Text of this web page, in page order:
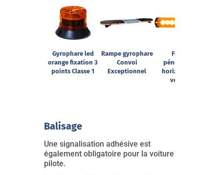
Gyrophare led
orange fixation 3
points Classe 1
Rampe gyrophare
Convoi
Exceptionnel
Feu de
pénétration
horizontal et
vertical
Balisage
Une signalisation adhésive est
également obligatoire pour la voiture
pilote.